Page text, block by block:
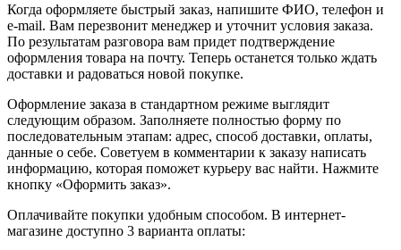
Когда оформляете быстрый заказ, напишите ФИО, телефон и
e-mail. Вам перезвонит менеджер и уточнит условия заказа.
По результатам разговора вам придет подтверждение
оформления товара на почту. Теперь останется только ждать
доставки и радоваться новой покупке.
Оформление заказа в стандартном режиме выглядит
следующим образом. Заполняете полностью форму по
последовательным этапам: адрес, способ доставки, оплаты,
данные о себе. Советуем в комментарии к заказу написать
информацию, которая поможет курьеру вас найти. Нажмите
кнопку «Оформить заказ».
Оплачивайте покупки удобным способом. В интернет-
магазине доступно 3 варианта оплаты: